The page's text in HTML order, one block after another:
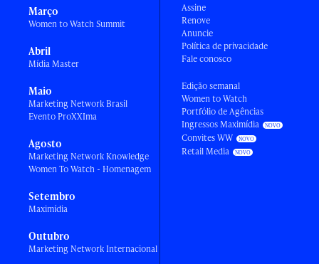
Março
Women to Watch Summit
Abril
Mídia Master
Maio
Marketing Network Brasil
Evento ProXXIma
Agosto
Marketing Network Knowledge
Women To Watch - Homenagem
Setembro
Maximídia
Outubro
Marketing Network Internacional
Assine
Renove
Anuncie
Política de privacidade
Fale conosco
Edição semanal
Women to Watch
Portfólio de Agências
Ingressos Maximídia
Convites WW
Retail Media